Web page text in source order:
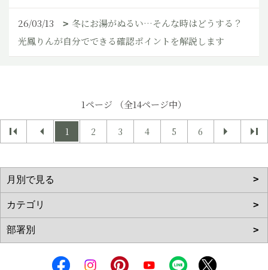
26/03/13
冬にお湯がぬるい…そんな時はどうする？
光鳳りんが自分でできる確認ポイントを解説します
1ページ （全14ページ中）
1 2 3 4 5 6